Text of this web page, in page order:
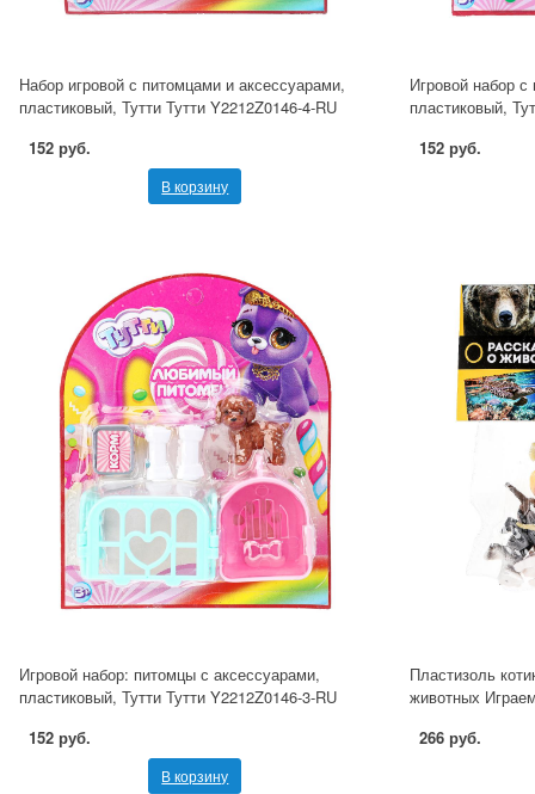
Набор игровой с питомцами и аксессуарами,
пластиковый, Тутти Тутти Y2212Z0146-4-RU
152 руб.
В корзину
Игровой набор
пластиковый,
152 руб.
Игровой набор: питомцы с аксессуарами,
пластиковый, Тутти Тутти Y2212Z0146-3-RU
152 руб.
В корзину
Пластизоль
животных
266 руб.